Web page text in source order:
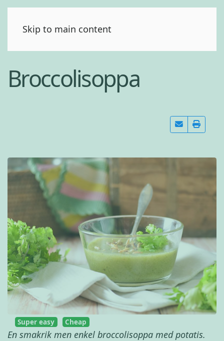
Skip to main content
Broccolisoppa
Super easy Cheap
En smakrik men enkel broccolisoppa med potatis.